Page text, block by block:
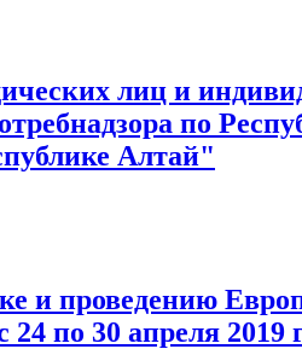
лиц и
по
Алтай"
и проведению
по 30 апреля 2019